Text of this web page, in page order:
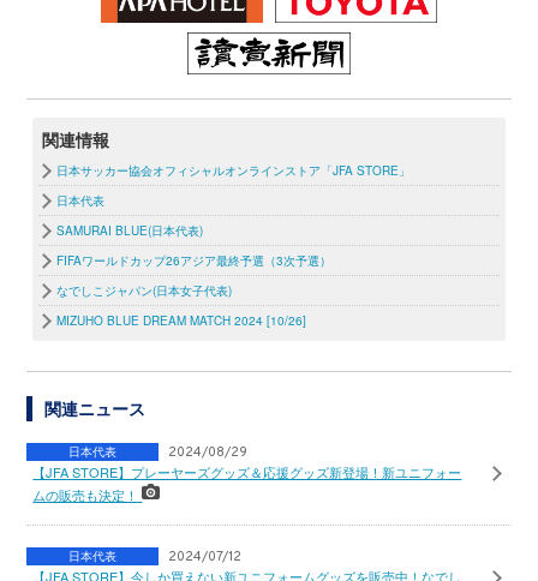
関連情報
日本サッカー協会オフィシャルオンラインストア「JFA STORE」
日本代表
SAMURAI BLUE(日本代表)
FIFAワールドカップ26アジア最終予選（3次予選）
なでしこジャパン(日本女子代表)
MIZUHO BLUE DREAM MATCH 2024 [10/26]
関連ニュース
日本代表 2024/08/29
【JFA STORE】プレーヤーズグッズ＆応援グッズ新登場！新ユニフォー
ムの販売も決定！
日本代表 2024/07/12
【JFA STORE】今しか買えない新ユニフォームグッズを販売中！なでし